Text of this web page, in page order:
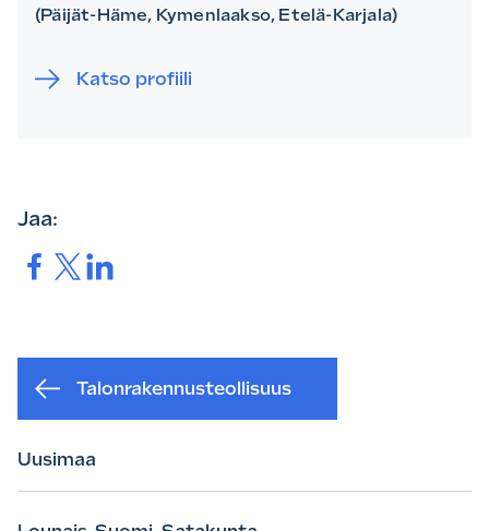
(Päijät-Häme, Kymenlaakso, Etelä-Karjala)
Katso profiili
Jaa:
Jaa. Jaa.Jaa.
Talonrakennus­­teollisuus
Uusimaa